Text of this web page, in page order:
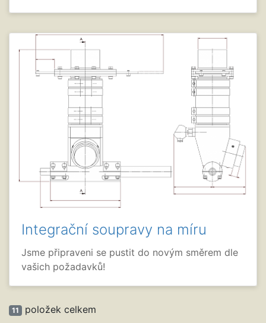
Integrační soupravy na míru
Jsme připraveni se pustit do novým směrem dle
vašich požadavků!
11 položek celkem